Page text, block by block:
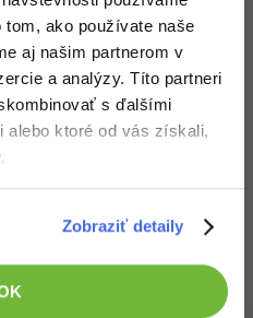
ako používate naše
aj našim partnerom v
a analýzy. Títo partneri
s ďalšími
alebo ktoré od vás získali,
Zobraziť detaily